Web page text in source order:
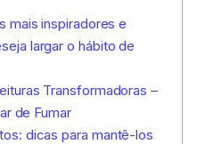
mais inspiradores e
largar o hábito de
Transformadoras –
de Fumar
dicas para mantê-los